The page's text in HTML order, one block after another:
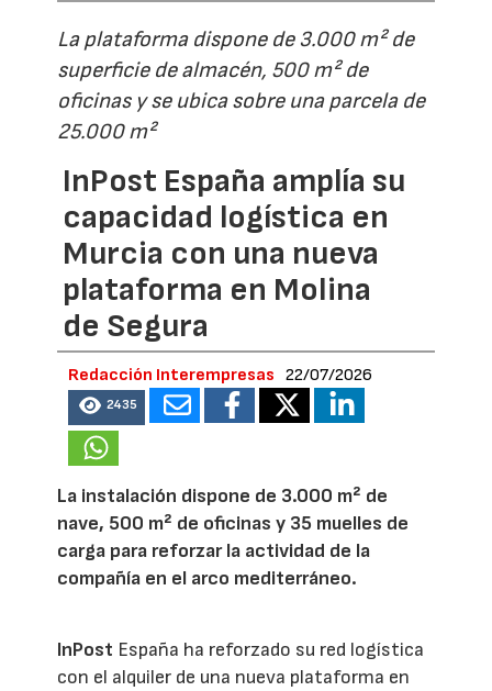
La plataforma dispone de 3.000 m² de
superficie de almacén, 500 m² de
oficinas y se ubica sobre una parcela de
25.000 m²
InPost España amplía su
capacidad logística en
Murcia con una nueva
plataforma en Molina
de Segura
Redacción Interempresas 22/07/2026
2435
La instalación dispone de 3.000 m² de
nave, 500 m² de oficinas y 35 muelles de
carga para reforzar la actividad de la
compañía en el arco mediterráneo.
InPost España ha reforzado su red logística
con el alquiler de una nueva plataforma en